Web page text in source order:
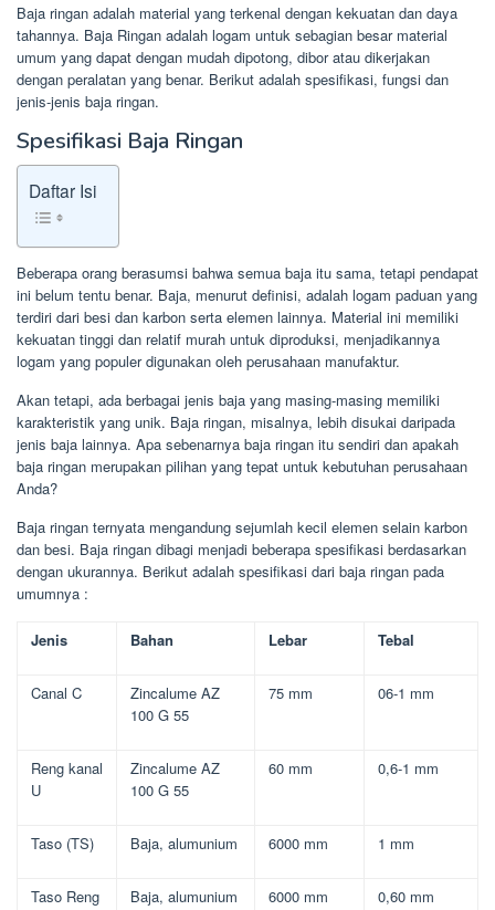
Baja ringan adalah material yang terkenal dengan kekuatan dan daya
tahannya. Baja Ringan adalah logam untuk sebagian besar material
umum yang dapat dengan mudah dipotong, dibor atau dikerjakan
dengan peralatan yang benar. Berikut adalah spesifikasi, fungsi dan
jenis-jenis baja ringan.
Spesifikasi Baja Ringan
Daftar Isi
Beberapa orang berasumsi bahwa semua baja itu sama, tetapi pendapat
ini belum tentu benar. Baja, menurut definisi, adalah logam paduan yang
terdiri dari besi dan karbon serta elemen lainnya. Material ini memiliki
kekuatan tinggi dan relatif murah untuk diproduksi, menjadikannya
logam yang populer digunakan oleh perusahaan manufaktur.
Akan tetapi, ada berbagai jenis baja yang masing-masing memiliki
karakteristik yang unik. Baja ringan, misalnya, lebih disukai daripada
jenis baja lainnya. Apa sebenarnya baja ringan itu sendiri dan apakah
baja ringan merupakan pilihan yang tepat untuk kebutuhan perusahaan
Anda?
Baja ringan ternyata mengandung sejumlah kecil elemen selain karbon
dan besi. Baja ringan dibagi menjadi beberapa spesifikasi berdasarkan
dengan ukurannya. Berikut adalah spesifikasi dari baja ringan pada
umumnya :
Jenis Bahan Lebar Tebal
Canal C
Zincalume AZ
100 G 55
75 mm 06-1 mm
Reng kanal
U
Zincalume AZ
100 G 55
60 mm 0,6-1 mm
Taso (TS) Baja, alumunium 6000 mm 1 mm
Taso Reng Baja, alumunium 6000 mm 0,60 mm